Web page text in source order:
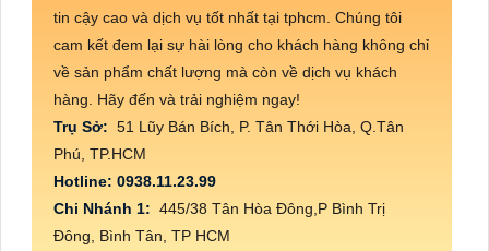
tin cậy cao và dịch vụ tốt nhất tại tphcm. Chúng tôi
cam kết đem lại sự hài lòng cho khách hàng không chỉ
về sản phẩm chất lượng mà còn về dịch vụ khách
hàng. Hãy đến và trải nghiệm ngay!
Trụ Sở: 51 Lũy Bán Bích, P. Tân Thới Hòa, Q.Tân
Phú, TP.HCM
Hotline: 0938.11.23.99
Chi Nhánh 1: 445/38 Tân Hòa Đông,P Bình Trị
Đông, Bình Tân, TP HCM